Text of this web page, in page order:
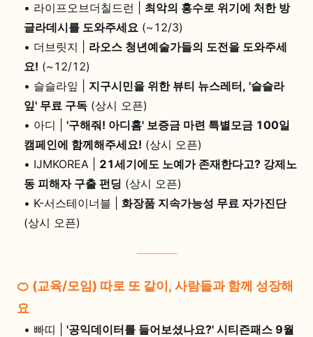
• 라이프오브더칠드런 | 최악의 홍수로 위기에 처한 방
글라데시를 도와주세요(~12/3)
• 더브릿지 | 라오스 청년예술가들의 도전을 도와주세
요! (~12/12)
• 슬슬라잎 | 지구시민을 위한 뷰티 뉴스레터, '슬슬라
잎' 무료 구독(상시 오픈)
• 아디 | '구해줘! 아디홈' 보증금 마련 특별모금 100일
캠페인에 함께해주세요! (상시 오픈)
• IJMKOREA | 21세기에도 노예가 존재한다고? 강제노
동 피해자 구출 펀딩 (상시 오픈)
• K-서스테이너블 | 화장품 지속가능성 무료 자가진단
(상시 오픈)
🍊 (교육/모임) 따로 또 같이, 사람들과 함께 성장해
요
• 빠띠 | '공익데이터를 들어보셨나요?' 시티즌패스 9월